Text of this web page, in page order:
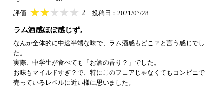
評価 ★★★★★
★★★★★ 2 投稿日：2021/07/28
ラム酒感ほぼ感じず。
なんか全体的に中途半端な味で、ラム酒感もどこ？と言う感じでし
た。
実際、中学生が食べても「お酒の香り？」でした。
お味もマイルドすぎ？で、特にこのフェアじゃなくてもコンビニで
売っているレベルに近い様に思いました。